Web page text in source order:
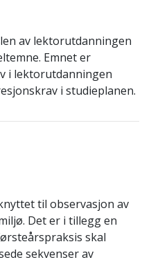
av lektorutdanningen
Emnet er
i lektorutdanningen
i studieplanen.
til observasjon av
Det er i tillegg en
skal
sekvenser av